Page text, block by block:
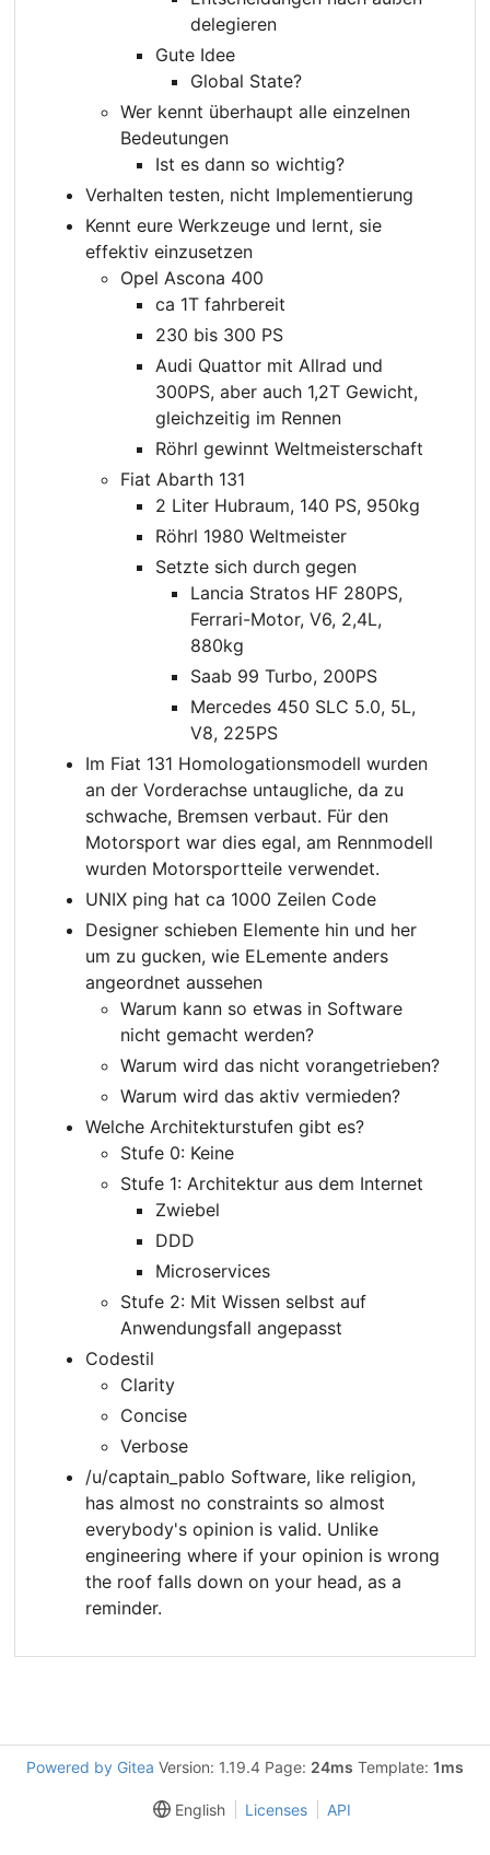
delegieren
Gute Idee
Global State?
Wer kennt überhaupt alle einzelnen
Bedeutungen
Ist es dann so wichtig?
Verhalten testen, nicht Implementierung
Kennt eure Werkzeuge und lernt, sie
effektiv einzusetzen
Opel Ascona 400
ca 1T fahrbereit
230 bis 300 PS
Audi Quattor mit Allrad und
300PS, aber auch 1,2T Gewicht,
gleichzeitig im Rennen
Röhrl gewinnt Weltmeisterschaft
Fiat Abarth 131
2 Liter Hubraum, 140 PS, 950kg
Röhrl 1980 Weltmeister
Setzte sich durch gegen
Lancia Stratos HF 280PS,
Ferrari-Motor, V6, 2,4L,
880kg
Saab 99 Turbo, 200PS
Mercedes 450 SLC 5.0, 5L,
V8, 225PS
Im Fiat 131 Homologationsmodell wurden
an der Vorderachse untaugliche, da zu
schwache, Bremsen verbaut. Für den
Motorsport war dies egal, am Rennmodell
wurden Motorsportteile verwendet.
UNIX ping hat ca 1000 Zeilen Code
Designer schieben Elemente hin und her
um zu gucken, wie ELemente anders
angeordnet aussehen
Warum kann so etwas in Software
nicht gemacht werden?
Warum wird das nicht vorangetrieben?
Warum wird das aktiv vermieden?
Welche Architekturstufen gibt es?
Stufe 0: Keine
Stufe 1: Architektur aus dem Internet
Zwiebel
DDD
Microservices
Stufe 2: Mit Wissen selbst auf
Anwendungsfall angepasst
Codestil
Clarity
Concise
Verbose
/u/captain_pablo Software, like religion,
has almost no constraints so almost
everybody's opinion is valid. Unlike
engineering where if your opinion is wrong
the roof falls down on your head, as a
reminder.
Powered by Gitea Version: 1.19.4 Page: 24ms Template: 1ms
English Licenses API